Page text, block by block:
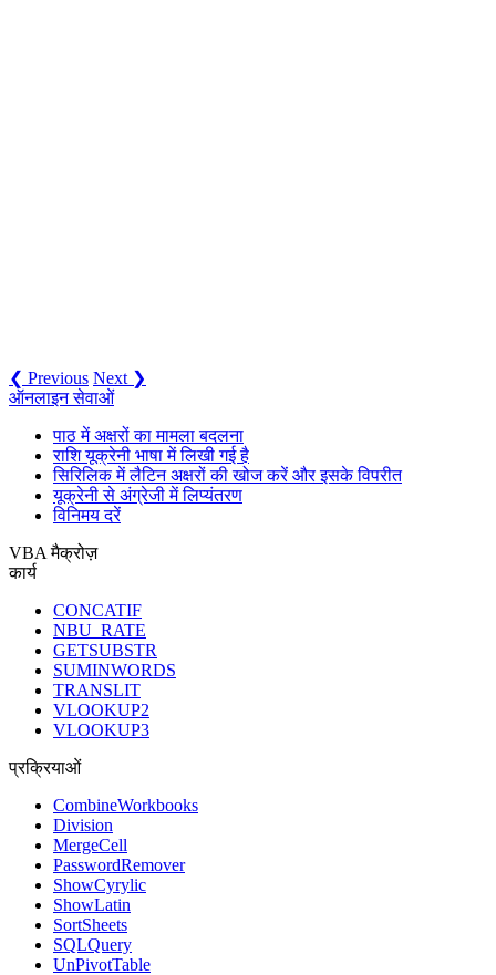
❮ Previous Next ❯
ऑनलाइन सेवाओं
पाठ में अक्षरों का मामला बदलना
राशि यूक्रेनी भाषा में लिखी गई है
सिरिलिक में लैटिन अक्षरों की खोज करें और इसके विपरीत
यूक्रेनी से अंग्रेजी में लिप्यंतरण
विनिमय दरें
VBA मैक्रोज़
कार्य
CONCATIF
NBU_RATE
GETSUBSTR
SUMINWORDS
TRANSLIT
VLOOKUP2
VLOOKUP3
प्रक्रियाओं
CombineWorkbooks
Division
MergeCell
PasswordRemover
ShowCyrylic
ShowLatin
SortSheets
SQLQuery
UnPivotTable